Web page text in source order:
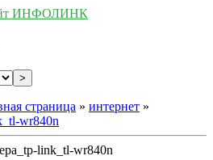
ИНФОЛИНК
страница » интернет »
wr840n
link_tl-wr840n